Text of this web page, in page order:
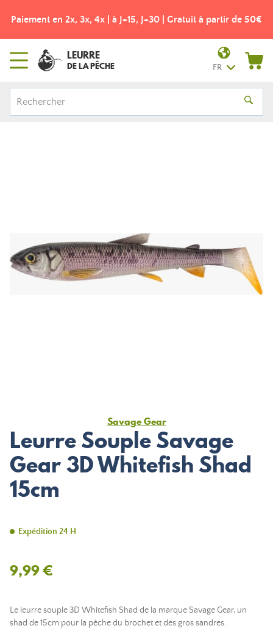
Paiement en 2x, 3x, 4x | à J+15, J+30 | Gratuit à partir de 50€
LEURRE
DE LA PÊCHE FR
Savage Gear
Leurre Souple Savage
Gear 3D Whitefish Shad
15cm
Expédition 24 H
9,99 €
Le leurre souple 3D Whitefish Shad de la marque Savage Gear, un
shad de 15cm pour la pêche du brochet et des gros sandres.